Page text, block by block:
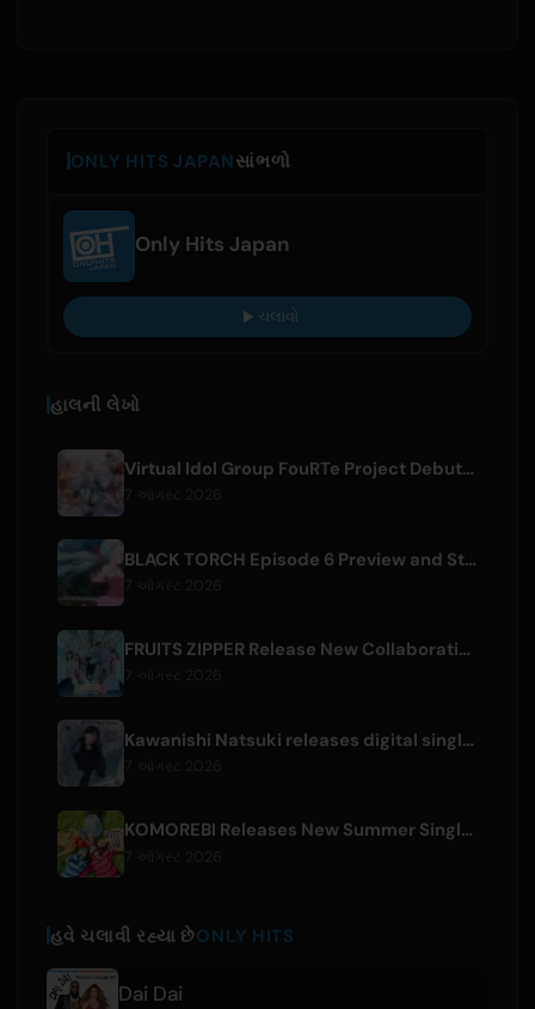
ONLY HITS JAPANસાંભળો
Only Hits Japan
ચલાવો
હાલની લેખો
Virtual Idol Group FouRTe Project Debuts with 'ALL IN' Album Produced by m-flo's ☆Taku Takahashi
BLACK TORCH Episode 6 Preview and Streaming Details
FRUITS ZIPPER Release New Collaboration Song '1,2,3,FOOOOUR'
Kawanishi Natsuki releases digital single 'Sayonara wa Ichiban Kirei na Atashi de'
KOMOREBI Releases New Summer Single 'Letsu Natsu'
હવે ચલાવી રહ્યા છેONLY HITS
Dai Dai